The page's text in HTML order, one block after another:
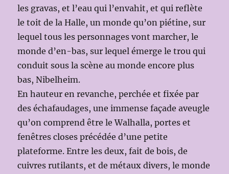
les gravas, et l’eau qui l’envahit, et qui reflète
le toit de la Halle, un monde qu’on piétine, sur
lequel tous les personnages vont marcher, le
monde d’en-bas, sur lequel émerge le trou qui
conduit sous la scène au monde encore plus
bas, Nibelheim.
En hauteur en revanche, perchée et fixée par
des échafaudages, une immense façade aveugle
qu’on comprend être le Walhalla, portes et
fenêtres closes précédée d’une petite
plateforme. Entre les deux, fait de bois, de
cuivres rutilants, et de métaux divers, le monde